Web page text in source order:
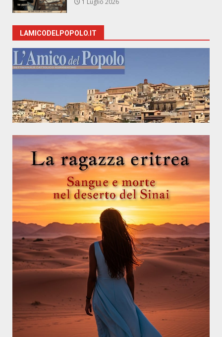
1 Luglio 2026
LAMICODELPOPOLO.IT